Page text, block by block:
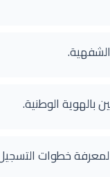
الشفهية.
بالهوية الوطنية.
لمعرفة خطوات